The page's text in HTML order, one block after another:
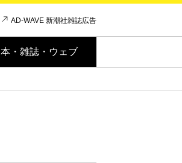
AD-WAVE 新潮社雑誌広告
本・雑誌・ウェブ